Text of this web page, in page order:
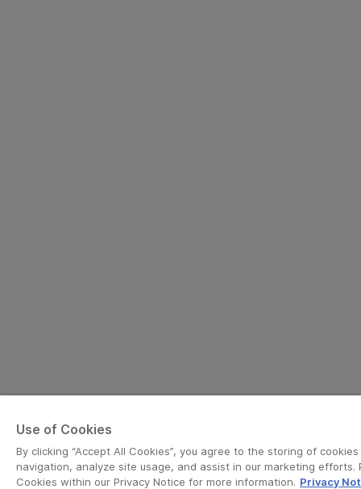
Use of Cookies
By clicking “Accept All Cookies”, you agree to the storing of
navigation, analyze site usage, and assist in our marketing
Cookies within our Privacy Notice for more information. Privacy